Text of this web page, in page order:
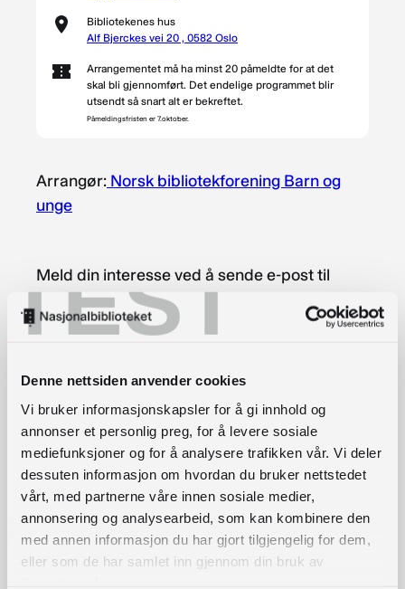
TEST
Denne nettsiden anvender cookies
Vi bruker informasjonskapsler for å gi innhold og
annonser et personlig preg, for å levere sosiale
mediefunksjoner og for å analysere trafikken vår. Vi deler
dessuten informasjon om hvordan du bruker nettstedet
vårt, med partnerne våre innen sosiale medier,
annonsering og analysearbeid, som kan kombinere den
med annen informasjon du har gjort tilgjengelig for dem,
eller som de har samlet inn gjennom din bruk av
Bibliotekenes hus
Alf Bjerckes vei 20 , 0582 Oslo
Arrangementet må ha minst 20 påmeldte for at det
skal bli gjennomført. Det endelige programmet blir
utsendt så snart alt er bekreftet.
Påmeldingsfristen er 7.oktober.
Arrangør: Norsk bibliotekforening Barn og
unge
Meld din interesse ved å sende e-post til
kontaktnbfbu@gmail.com
halvdagsseminar den 27.oktober 2023 på
Bibliotekenes Hus i Oslo.
Kom og bli med på en lærerik dag med litt tid til
sosialt samvær også.
Program